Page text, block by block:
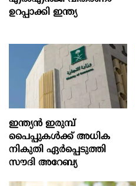
ഉറപ്പാക്കി ഇന്ത്യ
ഇന്ത്യൻ ഇരുമ്പ്
പൈപ്പുകൾക്ക് അധിക
നികുതി ഏർപ്പെടുത്തി
സൗദി അറേബ്യ